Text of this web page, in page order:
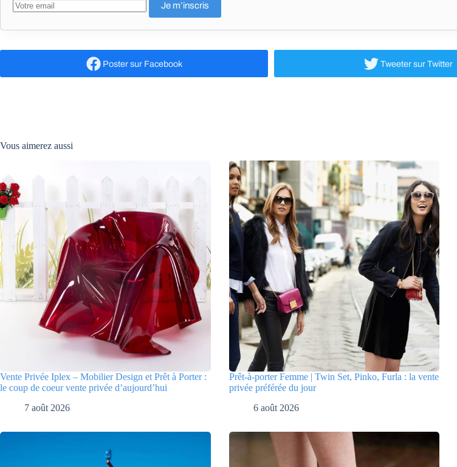
Postersur Facebook Tweetersur Twitter
Vous aimerez aussi
Vente Privée Iplex – Mobilier Design et Prêt à Porter :
le coup de coeur vente privée d’aujourd’hui
7 août 2026
Prêt-à-porter Femme | Twin Set, Pinko, Furla : la vente
privée préférée du jour
6 août 2026